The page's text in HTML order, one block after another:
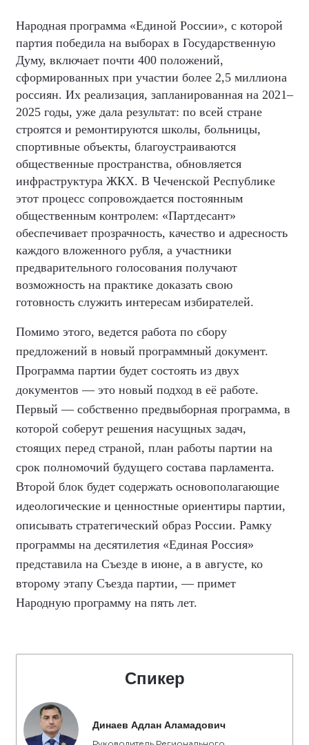
Народная программа «Единой России», с которой
партия победила на выборах в Государственную
Думу, включает почти 400 положений,
сформированных при участии более 2,5 миллиона
россиян. Их реализация, запланированная на 2021–
2025 годы, уже дала результат: по всей стране
строятся и ремонтируются школы, больницы,
спортивные объекты, благоустраиваются
общественные пространства, обновляется
инфраструктура ЖКХ. В Чеченской Республике
этот процесс сопровождается постоянным
общественным контролем: «Партдесант»
обеспечивает прозрачность, качество и адресность
каждого вложенного рубля, а участники
предварительного голосования получают
возможность на практике доказать свою
готовность служить интересам избирателей.
Помимо этого, ведется работа по сбору
предложений в новый программный документ.
Программа партии будет состоять из двух
документов — это новый подход в её работе.
Первый — собственно предвыборная программа, в
которой соберут решения насущных задач,
стоящих перед страной, план работы партии на
срок полномочий будущего состава парламента.
Второй блок будет содержать основополагающие
идеологические и ценностные ориентиры партии,
описывать стратегический образ России. Рамку
программы на десятилетия «Единая Россия»
представила на Съезде в июне, а в августе, ко
второму этапу Съезда партии, — примет
Народную программу на пять лет.
Спикер
Динаев Адлан Аламадович
Руководитель Регионального